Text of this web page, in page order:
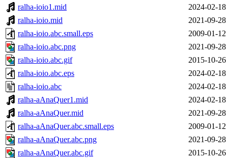
ralha-ioio1.mid
2024-02-18
ralha-ioio.mid
2021-09-28
ralha-ioio.abc.small.eps
2009-01-12
ralha-ioio.abc.png
2021-09-28
ralha-ioio.abc.gif
2015-10-26
ralha-ioio.abc.eps
2024-02-18
ralha-ioio.abc
2024-02-18
ralha-aAnaQuer1.mid
2024-02-18
ralha-aAnaQuer.mid
2021-09-28
ralha-aAnaQuer.abc.small.eps
2009-01-12
ralha-aAnaQuer.abc.png
2021-09-28
ralha-aAnaQuer.abc.gif
2015-10-26